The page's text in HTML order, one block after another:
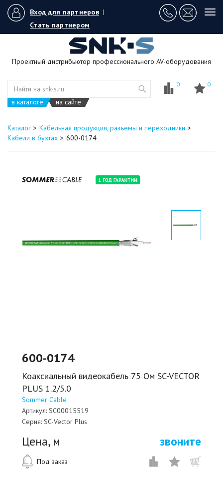
Вход для партнеров |
Стать партнером
Проектный дистрибьютор профессионального AV-оборудования
в каталоге на сайте
0 0
Каталог
Кабельная продукция, разъемы и переходники
Кабели в бухтах
600-0174
600-0174
Коаксиальный видеокабель 75 Ом SC-VECTOR
PLUS 1.2/5.0
Sommer Cable
Артикул: SC00015519
Серия: SC-Vector Plus
Цена, м звоните
Под заказ